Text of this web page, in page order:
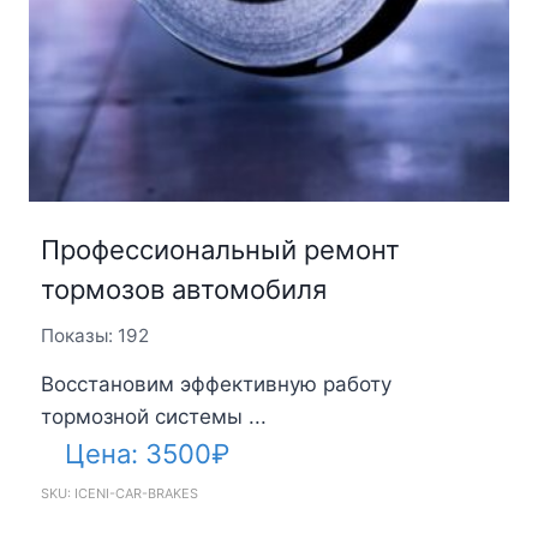
Профессиональный ремонт
тормозов автомобиля
Показы: 192
Восстановим эффективную работу
тормозной системы ...
Цена: 3500₽
SKU: ICENI-CAR-BRAKES